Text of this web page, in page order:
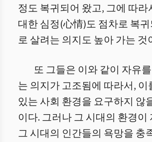
정도 복귀되어 왔고, 그에 따라
대한 심정(心情)도 점차로 복
로 살려는 의지도 높아 가는 것
또 그들은 이와 같이 자유
는 의지가 고조됨에 따라서, 이
있는 사회 환경을 요구하지 않
이다. 그러나 그 시대의 환경이
그 시대의 인간들의 욕망을 충